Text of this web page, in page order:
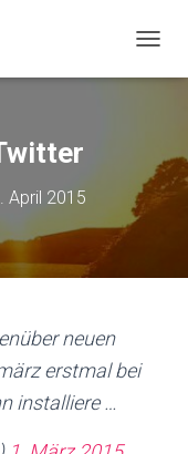
A
T
April 2015
neuen
erstmal bei
installiere …